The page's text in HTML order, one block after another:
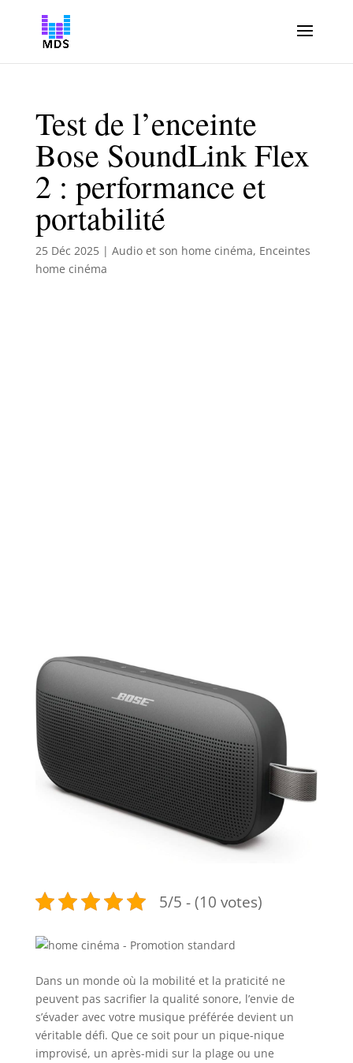
Test de l’enceinte
Bose SoundLink Flex
2 : performance et
portabilité
25 Déc 2025| Audio et son home cinéma, Enceintes
home cinéma
5/5 - (10 votes)
Dans un monde où la mobilité et la praticité ne
peuvent pas sacrifier la qualité sonore, l’envie de
s’évader avec votre musique préférée devient un
véritable défi. Que ce soit pour un pique-nique
improvisé, un après-midi sur la plage ou une